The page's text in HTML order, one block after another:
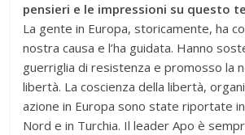
pensieri e le impressioni su questo
La gente in Europa, storicamente, ha
nostra causa e l’ha guidata. Hanno
guerriglia di resistenza e promosso la
libertà. La coscienza della libertà,
azione in Europa sono state riportate
Nord e in Turchia. Il leader Apo è